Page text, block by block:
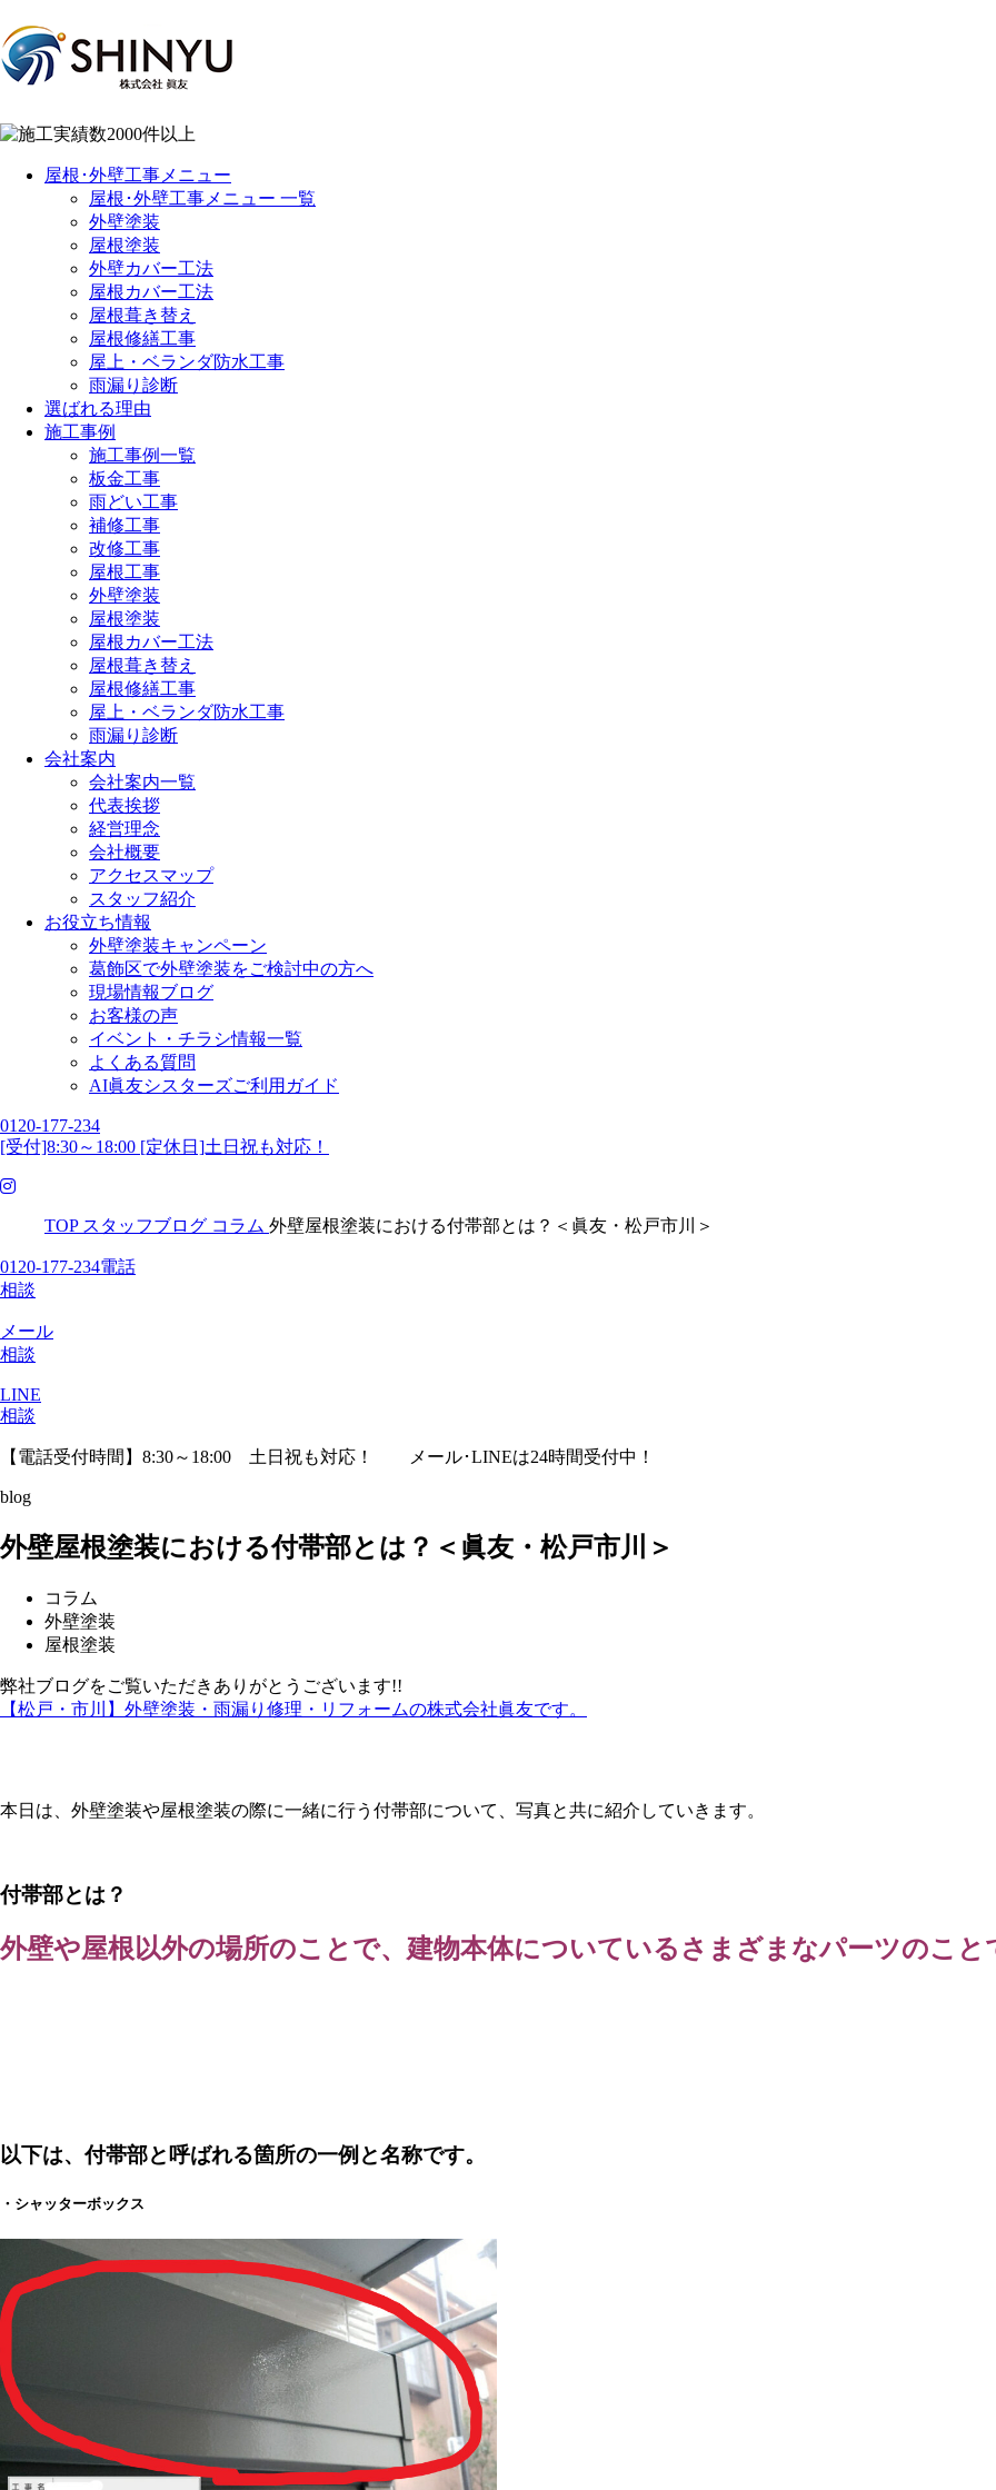
屋根･外壁工事メニュー
屋根･外壁工事メニュー 一覧
外壁塗装
屋根塗装
外壁カバー工法
屋根カバー工法
屋根葺き替え
屋根修繕工事
屋上・ベランダ防水工事
雨漏り診断
選ばれる理由
施工事例
施工事例一覧
板金工事
雨どい工事
補修工事
改修工事
屋根工事
外壁塗装
屋根塗装
屋根カバー工法
屋根葺き替え
屋根修繕工事
屋上・ベランダ防水工事
雨漏り診断
会社案内
会社案内一覧
代表挨拶
経営理念
会社概要
アクセスマップ
スタッフ紹介
お役立ち情報
外壁塗装キャンペーン
葛飾区で外壁塗装をご検討中の方へ
現場情報ブログ
お客様の声
イベント・チラシ情報一覧
よくある質問
AI眞友シスターズご利用ガイド
0120-177-234
[受付]8:30～18:00 [定休日]土日祝も対応！
TOP スタッフブログ コラム 外壁屋根塗装における付帯部とは？＜眞友・松戸市川＞
0120-177-234電話
相談
メール
相談
LINE
相談
【電話受付時間】8:30～18:00 土日祝も対応！ メール･LINEは24時間受付中！
blog
外壁屋根塗装における付帯部とは？＜眞友・松戸市川＞
コラム
外壁塗装
屋根塗装
弊社ブログをご覧いただきありがとうございます!!
【松戸・市川】外壁塗装・雨漏り修理・リフォームの株式会社眞友です。
本日は、外壁塗装や屋根塗装の際に一緒に行う付帯部について、写真と共に紹介していきます。
付帯部とは？
外壁や屋根以外の場所のことで、建物本体についているさまざまなパーツのこと
以下は、付帯部と呼ばれる箇所の一例と名称です。
・シャッターボックス